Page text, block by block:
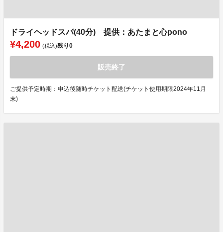
ドライヘッドスパ(40分) 提供：あたまと心pono
¥4,200 (税込)残り0
販売終了
ご提供予定時期：申込後随時チケット配送(チケット使用期限2024年11月
末)